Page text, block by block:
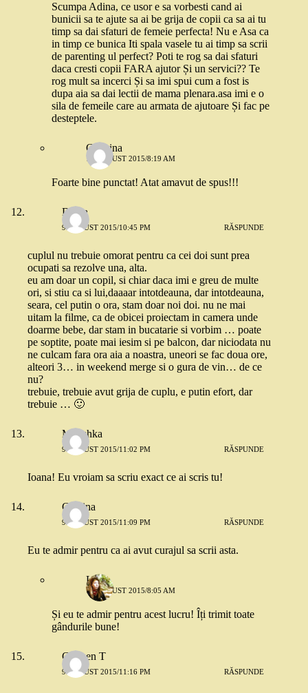
Scumpa Adina, ce usor e sa vorbesti cand ai
bunicii sa te ajute sa ai be grija de copii ca sa ai tu
timp sa dai sfaturi de femeie perfecta! Nu e Asa ca
in timp ce bunica Iti spala vasele tu ai timp sa scrii
de parenting ul perfect? Poti te rog sa dai sfaturi
daca cresti copii FARA ajutor Și un servici?? Te
rog mult sa incerci Și sa imi spui cum a fost is
dupa aia sa dai lectii de mama plenara.asa imi e o
sila de femeile care au armata de ajutoare Și fac pe
desteptele.
Geanina
14 AUGUST 2015/8:19 AM
Foarte bine punctat! Atat amavut de spus!!!
Diana
9 AUGUST 2015/10:45 PM RĂSPUNDE
cuplul nu trebuie omorat pentru ca cei doi sunt prea
ocupati sa rezolve una, alta.
eu am doar un copil, si chiar daca imi e greu de multe
ori, si stiu ca si lui,daaaar intotdeauna, dar intotdeauna,
seara, cel putin o ora, stam doar noi doi. nu ne mai
uitam la filme, ca de obicei proiectam in camera unde
doarme bebe, dar stam in bucatarie si vorbim … poate
pe soptite, poate mai iesim si pe balcon, dar niciodata nu
ne culcam fara ora aia a noastra, uneori se fac doua ore,
alteori 3… in weekend merge si o gura de vin… de ce
nu?
trebuie, trebuie avut grija de cuplu, e putin efort, dar
trebuie … 🙂
Marishka
9 AUGUST 2015/11:02 PM RĂSPUNDE
Ioana! Eu vroiam sa scriu exact ce ai scris tu!
Cristina
9 AUGUST 2015/11:09 PM RĂSPUNDE
Eu te admir pentru ca ai avut curajul sa scrii asta.
Luisa
10 AUGUST 2015/8:05 AM
Și eu te admir pentru acest lucru! Îți trimit toate
gândurile bune!
Carmen T
9 AUGUST 2015/11:16 PM RĂSPUNDE